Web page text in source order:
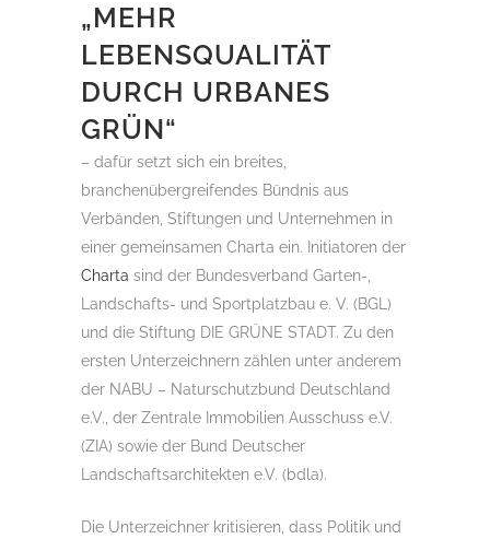
„MEHR
LEBENSQUALITÄT
DURCH URBANES
GRÜN“
– dafür setzt sich ein breites,
branchenübergreifendes Bündnis aus
Verbänden, Stiftungen und Unternehmen in
einer gemeinsamen Charta ein. Initiatoren der
Charta sind der Bundesverband Garten-,
Landschafts- und Sportplatzbau e. V. (BGL)
und die Stiftung DIE GRÜNE STADT. Zu den
ersten Unterzeichnern zählen unter anderem
der NABU – Naturschutzbund Deutschland
e.V., der Zentrale Immobilien Ausschuss e.V.
(ZIA) sowie der Bund Deutscher
Landschaftsarchitekten e.V. (bdla).
Die Unterzeichner kritisieren, dass Politik und